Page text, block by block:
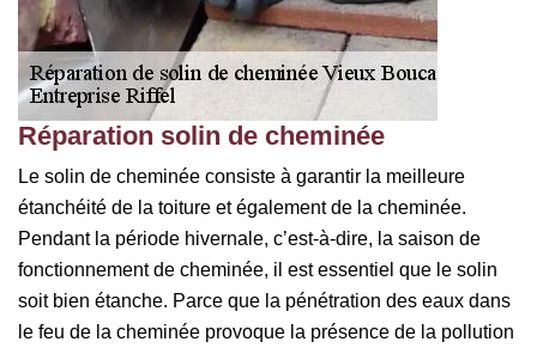
Réparation solin de cheminée
Le solin de cheminée consiste à garantir la meilleure
étanchéité de la toiture et également de la cheminée.
Pendant la période hivernale, c’est-à-dire, la saison de
fonctionnement de cheminée, il est essentiel que le solin
soit bien étanche. Parce que la pénétration des eaux dans
le feu de la cheminée provoque la présence de la pollution